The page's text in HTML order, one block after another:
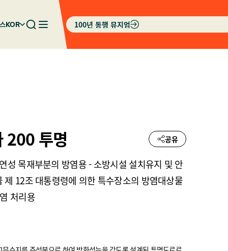
KOR 100년 동행 뮤지엄
200 투명 공유
성 목재부분의 방염용 - 소방시설 설치유지 및 안
제 12조 대통령령에 의한 특수장소의 방염대상물
처리용